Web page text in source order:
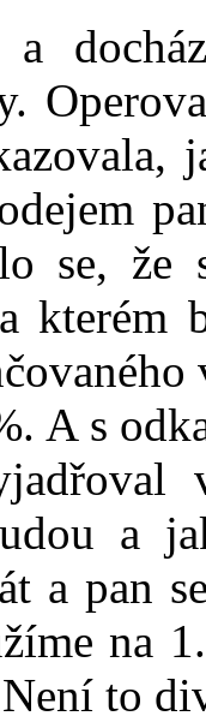
a
se,
A s
a
a pan
na
to